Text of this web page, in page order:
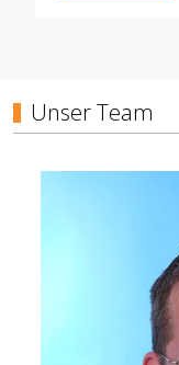
Unser Team